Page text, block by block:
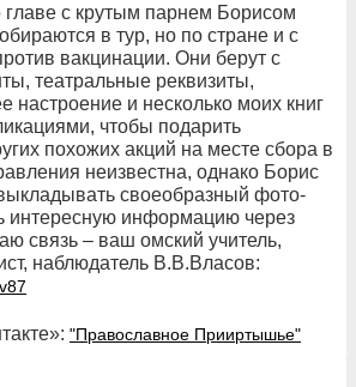
с крутым парнем Борисом
в тур, но по стране и с
вакцинации. Они берут с
театральные реквизиты,
настроение и несколько моих книг
чтобы подарить
похожих акций на месте сбора в
неизвестна, однако Борис
своеобразный фото-
интересную информацию через
связь – ваш омский учитель,
наблюдатель В.В.Власов:
"Православное Прииртышье"